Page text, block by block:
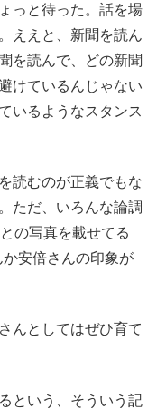
っと待った。話を場
ええと、新聞を読ん
を読んで、どの新聞
けているんじゃない
いるようなスタンス
読むのが正義でもな
ただ、いろんな論調
の写真を載せてる
か安倍さんの印象が
んとしてはぜひ育て
という、そういう記